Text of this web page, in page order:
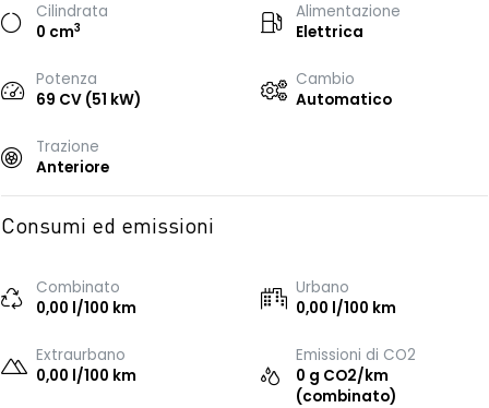
Cilindrata
0 cm3
Alimentazione
Elettrica
Potenza
69 CV (51 kW)
Cambio
Automatico
Trazione
Anteriore
Consumi ed emissioni
Combinato
0,00 l/100 km
Urbano
0,00 l/100 km
Extraurbano
0,00 l/100 km
Emissioni di CO2
0 g CO2/km
(combinato)